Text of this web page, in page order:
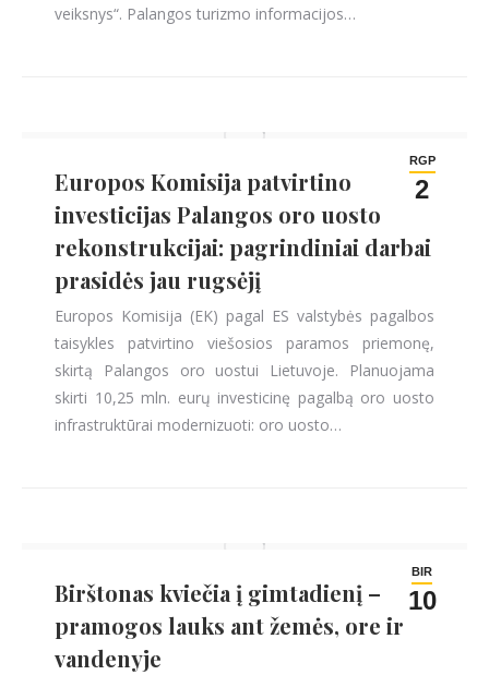
veiksnys“. Palangos turizmo informacijos…
RGP
2
Europos Komisija patvirtino
investicijas Palangos oro uosto
rekonstrukcijai: pagrindiniai darbai
prasidės jau rugsėjį
Europos Komisija (EK) pagal ES valstybės pagalbos
taisykles patvirtino viešosios paramos priemonę,
skirtą Palangos oro uostui Lietuvoje. Planuojama
skirti 10,25 mln. eurų investicinę pagalbą oro uosto
infrastruktūrai modernizuoti: oro uosto…
BIR
10
Birštonas kviečia į gimtadienį –
pramogos lauks ant žemės, ore ir
vandenyje